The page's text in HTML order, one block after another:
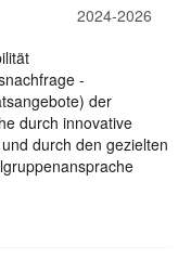
2024-2026
-
der
durch innovative
durch den gezielten